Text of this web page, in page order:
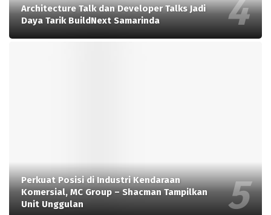
Architecture Talk dan Developer Talks Jadi
Daya Tarik BuildNext Samarinda
Perkuat Posisi di Industri Kendaraan
Komersial, MC Group – Shacman Tampilkan
Unit Unggulan